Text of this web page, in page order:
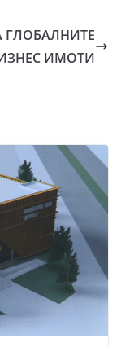
ГЛОБАЛНИТЕ
ИМОТИ